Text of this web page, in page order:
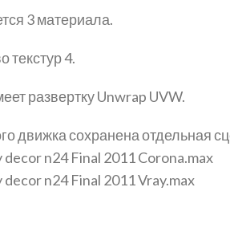
3 материала.
текстур 4.
развертку Unwrap UVW.
движка сохранена отдельная
decor n24 Final 2011 Corona.max
decor n24 Final 2011 Vray.max